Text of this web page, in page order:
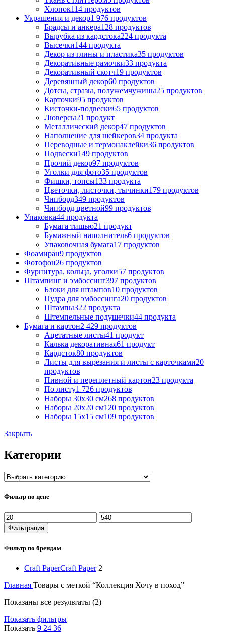
Хлопок114 продуктов
Украшения и декор1 976 продуктов
Брадсы и анкера128 продуктов
Вырубка из кардстока224 продукта
Высечки144 продукта
Декор из глины и пластика35 продуктов
Декоративные рамочки33 продукта
Декоративный скотч19 продуктов
Деревянный декор60 продуктов
Дотсы, стразы, полужемчужины25 продуктов
Карточки95 продуктов
Кисточки-подвески65 продуктов
Люверсы21 продукт
Металлический декор47 продуктов
Наполнение для шейкеров34 продукта
Переводные и термонаклейки36 продуктов
Подвески149 продуктов
Прочий декор97 продуктов
Уголки для фото35 продуктов
Фишки, топсы133 продукта
Цветочки, листочки, тычинки179 продуктов
Чипборд349 продуктов
Чипборд цветной99 продуктов
Упаковка44 продукта
Бумага тишью21 продукт
Бумажный наполнитель6 продуктов
Упаковочная бумага17 продуктов
Фоамиран9 продуктов
Фотофон26 продуктов
Фурнитура, кольца, уголки57 продуктов
Штампинг и эмбоссинг397 продуктов
Блоки для штампов10 продуктов
Пудра для эмбоссинга20 продуктов
Штампы322 продукта
Штемпельные подушечки44 продукта
Бумага и картон2 429 продуктов
Ацетатные листы41 продукт
Калька декоративная61 продукт
Кардсток80 продуктов
Листы для вырезания и листы с карточками20
продуктов
Пивной и переплетный картон23 продукта
По листу1 726 продуктов
Наборы 30х30 см268 продуктов
Наборы 20х20 см120 продуктов
Наборы 15х15 см109 продуктов
Закрыть
Категории
Фильтр по цене
Минимальная
цена
Максимальная
цена
Фильтрация
Фильтр по брендам
Craft PaperCraft Paper 2
Главная Товары с меткой “Коллекция Хочу в поход”
Показаны все результаты (2)
Показать фильтры
Показать 9 24 36